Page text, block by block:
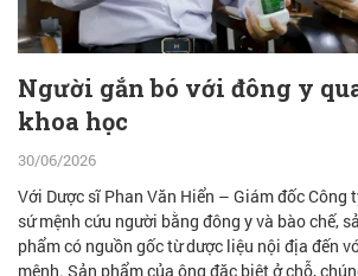
Người gắn bó với đông y
khoa học
30/06/2026
Với Dược sĩ Phan Văn Hiển – Giám đốc Công
sứ mệnh cứu người bằng đông y và bào chế,
phẩm có nguồn gốc từ dược liệu nội địa đến
mệnh. Sản phẩm của ông đặc biệt ở chỗ,